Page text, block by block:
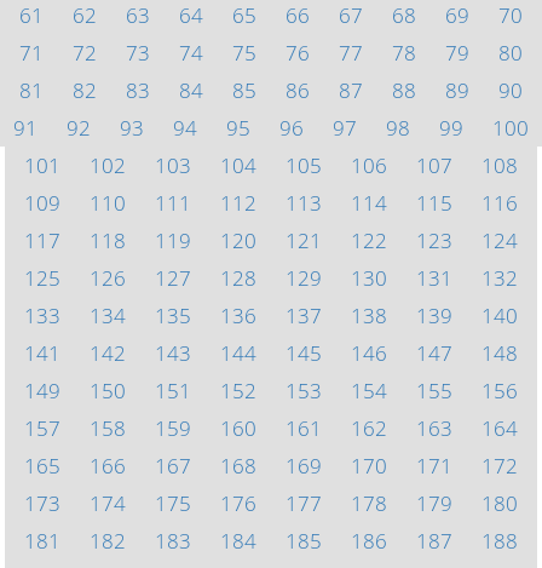
61
62 63 64 65 66 67 68 69
70
71
72 73 74 75 76 77 78 79
80
81
82 83 84 85 86 87 88 89
90
91
92 93 94 95 96 97 98 99
100
101
102 103 104 105 106 107
108
109
110 111 112 113 114 115
116
117
118 119 120 121 122 123
124
125
126 127 128 129 130 131
132
133
134 135 136 137 138 139
140
141
142 143 144 145 146 147
148
149
150 151 152 153 154 155
156
157
158 159 160 161 162 163
164
165
166 167 168 169 170 171
172
173
174 175 176 177 178 179
180
181
182 183 184 185 186 187
188